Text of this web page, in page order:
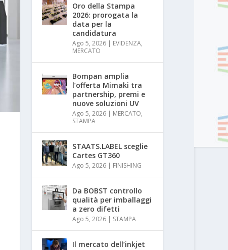
Oro della Stampa
2026: prorogata la
data per la
candidatura
Ago 5, 2026 | EVIDENZA,
MERCATO
Bompan amplia
l’offerta Mimaki tra
partnership, premi e
nuove soluzioni UV
Ago 5, 2026 | MERCATO,
STAMPA
STAATS.LABEL sceglie
Cartes GT360
Ago 5, 2026 | FINISHING
Da BOBST controllo
qualità per imballaggi
a zero difetti
Ago 5, 2026 | STAMPA
Il mercato dell’inkjet